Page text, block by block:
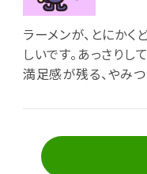
ラーメンが、とにか
しいです。あっさり
満足感が残る、やみ